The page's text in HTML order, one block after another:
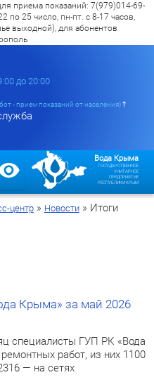
приема показаний: 7(979)014-69-
по 25 число, пн-пт. с 8-17 часов,
выходной), для абонентов
до 20:00
- прием показаний от населения)?
Вода Крыма
ГОСУДАРСТВЕННОЕ
УНИТАРНОЕ
ПРЕДПРИЯТИЕ
РЕСПУБЛИКИ КРЫМ
центр» Новости» Итоги
Крыма» за май 2026
специалисты ГУП РК «Вода
работ, из них 1100
— на сетях